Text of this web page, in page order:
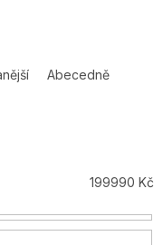
Abecedně
199990 Kč